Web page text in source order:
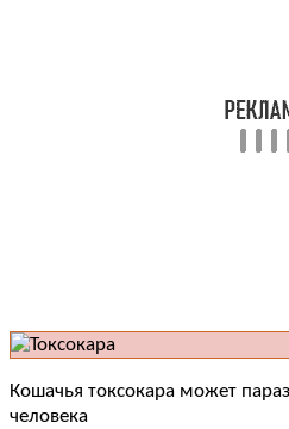
Кошачья токсокара может
человека